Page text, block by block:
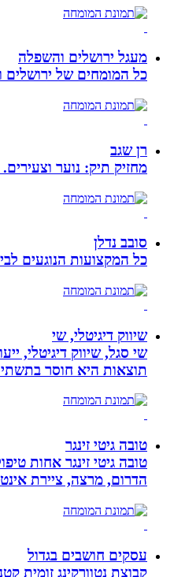
מעגל ירושלים והשפלה
כל המומחים של ירושלים
רן שגב
מחזיק תיק: נוער
סובב נדלן
כל המקצועות הנוגעים
שיווק דיגיטלי, שי
שי סגל, שיווק דיגיטלי,
תוצאות היא חוסר
טובה גיטי זינגר
הדרום, מרצה, ציירת
עסקים חושבים בגדול